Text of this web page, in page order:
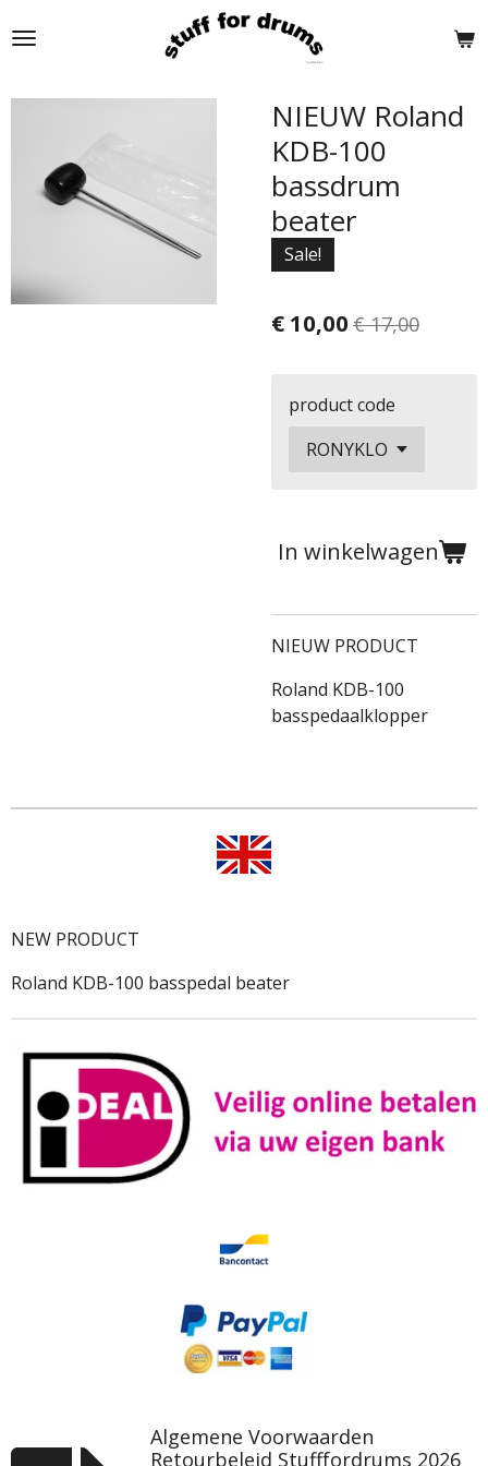
direct
de
NIEUW Roland
KDB-100
bassdrum
beater
Sale!
€ 10,00 € 17,00
product code
In winkelwagen
NIEUW PRODUCT
Roland KDB-100
basspedaalklopper
NEW PRODUCT
Roland KDB-100 basspedal beater
Algemene Voorwaarden
Retourbeleid Stufffordrums 2026